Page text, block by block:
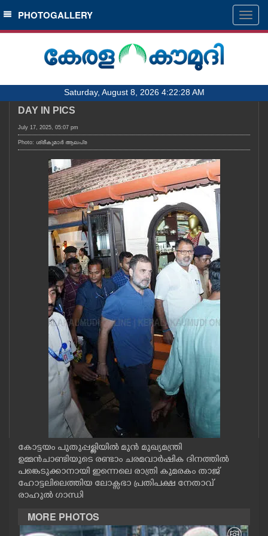
SECTIONS
HOME
NOTIFIED NEWS
KERALA
OBITUARY
NEWS 360
CASE DIARY
SPIRITUAL
INFO+
ART
PHOTOGALLERY
Saturday, August 8, 2026 4:22:28 AM
DAY IN PICS
July 17, 2025, 05:07 pm
Photo: ശ്രീകുമാർ ആലപ്ര
കോട്ടയം പുതുപ്പള്ളിയിൽ മുൻ മുഖ്യമന്ത്രി
ഉമ്മൻചാണ്ടിയുടെ രണ്ടാം ചരമവാർഷിക ദിനത്തിൽ
പങ്കെടുക്കാനായി ഇന്നെലെ രാത്രി കുമരകം താജ്
ഹോട്ടലിലെത്തിയ ലോക്സഭാ പ്രതിപക്ഷ നേതാവ്
രാഹുൽ ഗാന്ധി
MORE PHOTOS